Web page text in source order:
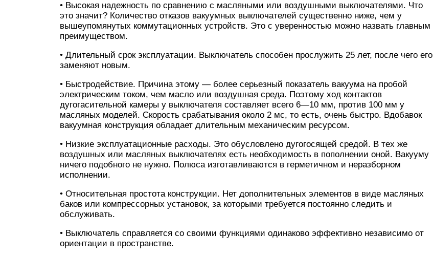
• Высокая надежность по сравнению с масляными или воздушными выключателями. Что
это значит? Количество отказов вакуумных выключателей существенно ниже, чем у
вышеупомянутых коммутационных устройств. Это с уверенностью можно назвать главным
преимуществом.
• Длительный срок эксплуатации. Выключатель способен прослужить 25 лет, после чего его
заменяют новым.
• Быстродействие. Причина этому — более серьезный показатель вакуума на пробой
электрическим током, чем масло или воздушная среда. Поэтому ход контактов
дугогасительной камеры у выключателя составляет всего 6—10 мм, против 100 мм у
масляных моделей. Скорость срабатывания около 2 мс, то есть, очень быстро. Вдобавок
вакуумная конструкция обладает длительным механическим ресурсом.
• Низкие эксплуатационные расходы. Это обусловлено дугогосящей средой. В тех же
воздушных или масляных выключателях есть необходимость в пополнении оной. Вакууму
ничего подобного не нужно. Полюса изготавливаются в герметичном и неразборном
исполнении.
• Относительная простота конструкции. Нет дополнительных элементов в виде масляных
баков или компрессорных установок, за которыми требуется постоянно следить и
обслуживать.
• Выключатель справляется со своими функциями одинаково эффективно независимо от
ориентации в пространстве.